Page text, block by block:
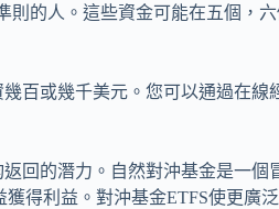
的人。這些資金可能在五個，
百或幾千美元。您可以通過在線
回的潛力。自然對沖基金是一個
得利益。對沖基金ETFS使更廣